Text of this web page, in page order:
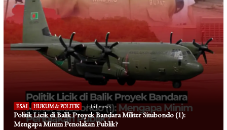
ESAI , HUKUM & POLITIK 1,141 views
Politik Licik di Balik Proyek Bandara Militer Situbondo (1):
Mengapa Minim Penolakan Publik?